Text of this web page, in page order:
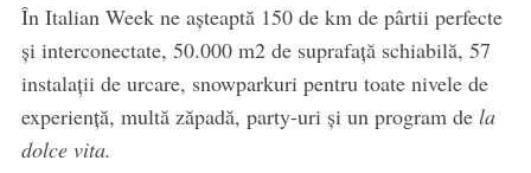
În Italian Week ne așteaptă ​150 de km de pârtii perfecte
și interconectate,​ 50.000 m2 de suprafață schiabilă, 57
instalații de urcare, snowparkuri pentru toate nivele de
experiență, mult​ă zăpadă,​ party-uri și un program de ​​la
dolce vita.​